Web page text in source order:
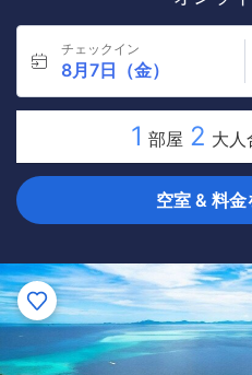
チェックイン
8月7日（金）
1 部屋 2 大人
空室 & 料金